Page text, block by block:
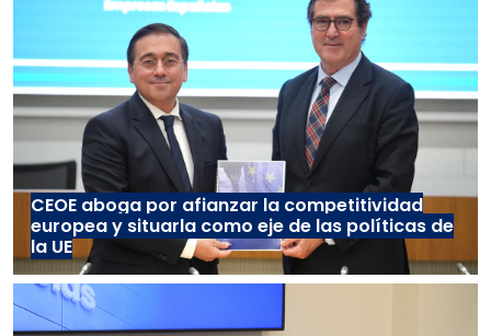
CEOE aboga por afianzar la competitividad
europea y situarla como eje de las políticas de
la UE